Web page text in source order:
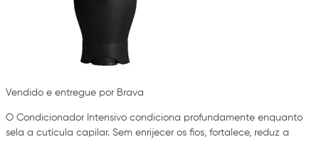
Vendido e entregue por Brava
O Condicionador Intensivo condiciona profundamente enquanto
sela a cutícula capilar. Sem enrijecer os fios, fortalece, reduz a